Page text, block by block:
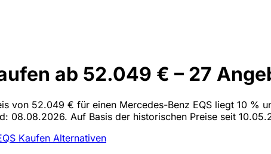
ab 52.049 € – 27
von 52.049 € für einen Mercedes-Benz EQS liegt 10 %
08.08.2026. Auf Basis der historischen Preise seit
Kaufen Alternativen